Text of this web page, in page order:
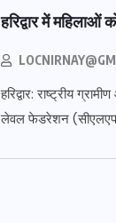
हरिद्वार में महिलाओं
हरिद्वार: राष्ट्रीय
लेवल फेडरेशन